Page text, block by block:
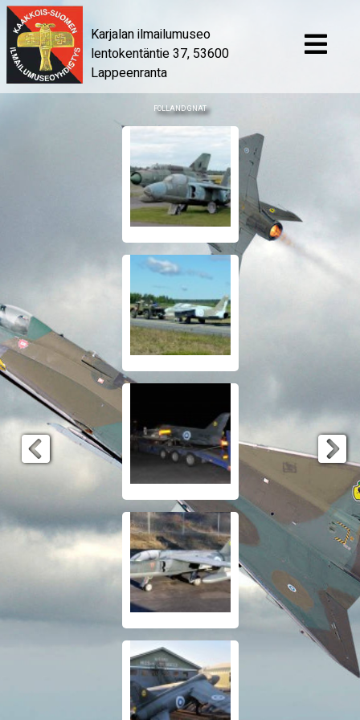
Karjalan ilmailumuseo
lentokentäntie 37, 53600
Lappeenranta
FOLLAND GNAT